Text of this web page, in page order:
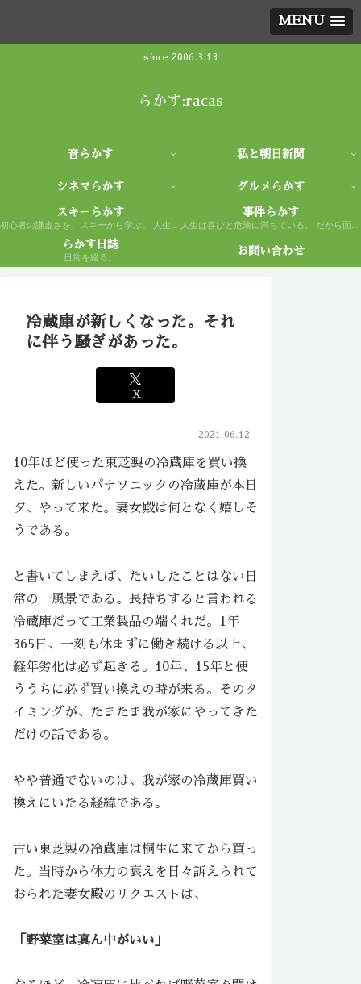
MENU
since 2006.3.13
らかす:racas
音らかす 私と朝日新聞
シネマらかす グルメらかす
スキーらかす
初心者の謙虚さを、スキーから学ぶ。 人生もまた然り。
事件らかす
人生は喜びと危険に満ちている。 だから面白い。
らかす日誌
日常を綴る。
お問い合わせ
冷蔵庫が新しくなった。それ
に伴う騒ぎがあった。
X
2021.06.12
10年ほど使った東芝製の冷蔵庫を買い換
えた。新しいパナソニックの冷蔵庫が本日
夕、やって来た。妻女殿は何となく嬉しそ
うである。
と書いてしまえば、たいしたことはない日
常の一風景である。長持ちすると言われる
冷蔵庫だって工業製品の端くれだ。1年
365日、一刻も休まずに働き続ける以上、
経年劣化は必ず起きる。10年、15年と使
ううちに必ず買い換えの時が来る。そのタ
イミングが、たまたま我が家にやってきた
だけの話である。
やや普通でないのは、我が家の冷蔵庫買い
換えにいたる経緯である。
古い東芝製の冷蔵庫は桐生に来てから買っ
た。当時から体力の衰えを日々訴えられて
おられた妻女殿のリクエストは、
「野菜室は真ん中がいい」